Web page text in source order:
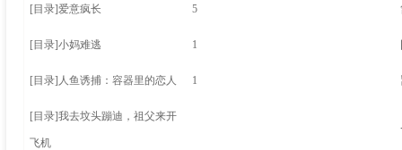
[目录]爱意疯长 5
[目录]小妈难逃 1
[目录] 人鱼诱捕：容器里的恋人 1
[目录]我去坟头蹦迪，祖父来开
飞机